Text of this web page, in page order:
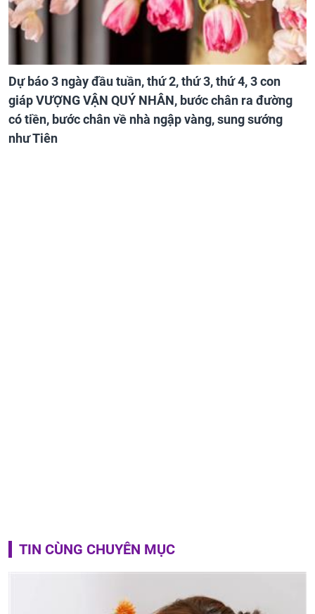
Dự báo 3 ngày đầu tuần, thứ 2, thứ 3, thứ 4, 3 con
giáp VƯỢNG VẬN QUÝ NHÂN, bước chân ra đường
có tiền, bước chân về nhà ngập vàng, sung sướng
như Tiên
TIN CÙNG CHUYÊN MỤC